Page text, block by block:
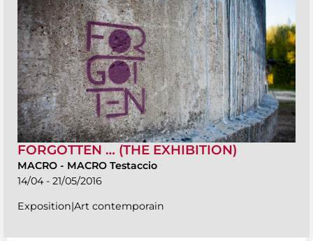
FORGOTTEN … (THE EXHIBITION)
MACRO - MACRO Testaccio
14/04 - 21/05/2016
Exposition|Art contemporain